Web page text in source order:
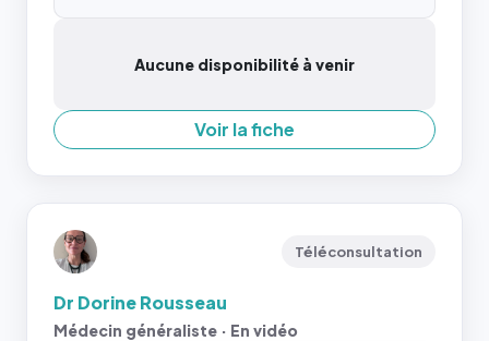
Aucune disponibilité à venir
Voir la fiche
Téléconsultation
Dr Dorine Rousseau
Médecin généraliste · En vidéo